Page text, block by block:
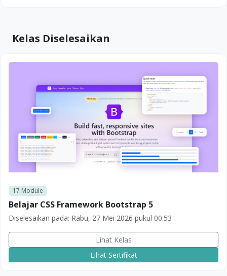
Kelas Diselesaikan
17 Module
Belajar CSS Framework Bootstrap 5
Diselesaikan pada: Rabu, 27 Mei 2026 pukul 00.53
Lihat Kelas
Lihat Sertifikat